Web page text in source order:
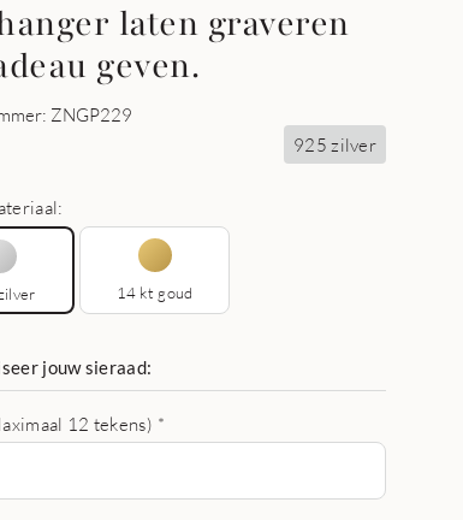
laten graveren
geven.
ZNGP229
925 zilver
14 kt goud
jouw sieraad:
12 tekens) *